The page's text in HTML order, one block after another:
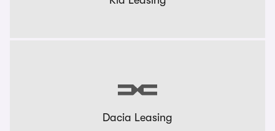
Dacia Leasing